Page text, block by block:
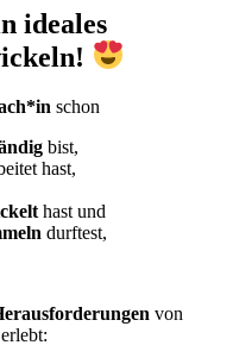
ideales
schon
bist,
hast,
hast und
durftest,
von